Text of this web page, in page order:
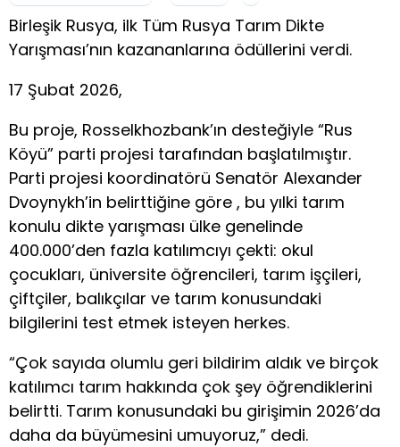
Birleşik Rusya, ilk Tüm Rusya Tarım Dikte
Yarışması’nın kazananlarına ödüllerini verdi.
17 Şubat 2026,
Bu proje, Rosselkhozbank’ın desteğiyle “Rus
Köyü” parti projesi tarafından başlatılmıştır.
Parti projesi koordinatörü Senatör Alexander
Dvoynykh’in belirttiğine göre , bu yılki tarım
konulu dikte yarışması ülke genelinde
400.000’den fazla katılımcıyı çekti: okul
çocukları, üniversite öğrencileri, tarım işçileri,
çiftçiler, balıkçılar ve tarım konusundaki
bilgilerini test etmek isteyen herkes.
“Çok sayıda olumlu geri bildirim aldık ve birçok
katılımcı tarım hakkında çok şey öğrendiklerini
belirtti. Tarım konusundaki bu girişimin 2026’da
daha da büyümesini umuyoruz,” dedi.